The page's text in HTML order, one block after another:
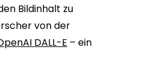
Bildinhalt zu
von der
DALL-E – ein